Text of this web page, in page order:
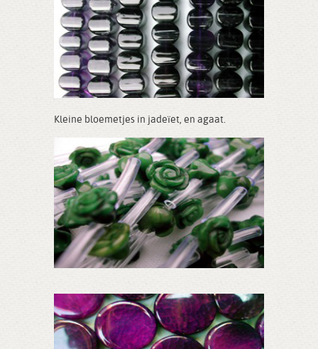
Kleine bloemetjes in jadeïet, en agaat.